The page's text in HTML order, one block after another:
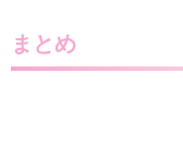
まとめ